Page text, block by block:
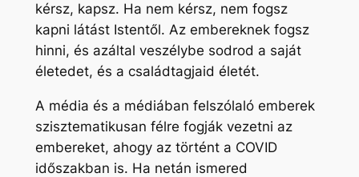
kérsz, kapsz. Ha nem kérsz, nem fogsz
kapni látást Istentől. Az embereknek fogsz
hinni, és azáltal veszélybe sodrod a saját
életedet, és a családtagjaid életét.
A média és a médiában felszólaló emberek
szisztematikusan félre fogják vezetni az
embereket, ahogy az történt a COVID
időszakban is. Ha netán ismered